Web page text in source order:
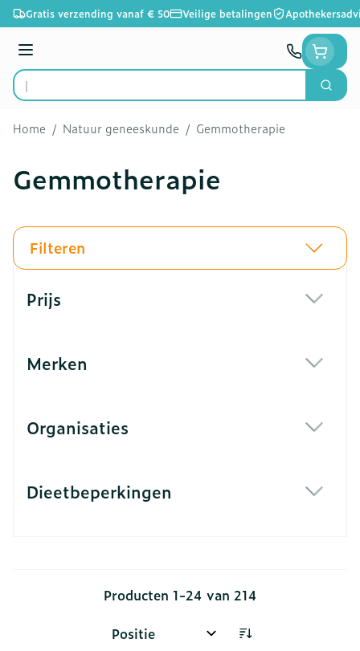
Ga naar de inhoud
Gratis verzending vanaf € 50 Veilige betalingen
Menu
Product, merk, categorie...
Zoek
Home / Natuur geneeskunde / Gemmotherapie
Gemmotherapie
Filteren
Prijs
Merken
Organisaties
Dieetbeperkingen
Producten 1-24 van 214
Sorteer op: